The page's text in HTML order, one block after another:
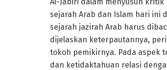
sejarah Arab dan Islam hari ini
sejarah jazirah Arab harus
dijelaskan keterpautannya,
tokoh pemikirnya. Pada aspek
dan ketidaktahuan relasi